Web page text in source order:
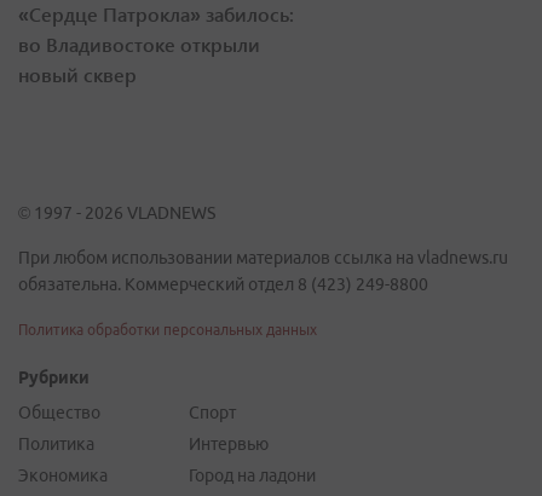
«Сердце Патрокла» забилось:
во Владивостоке открыли
новый сквер
© 1997 - 2026 VLADNEWS
При любом использовании материалов ссылка на vladnews.ru
обязательна. Коммерческий отдел 8 (423) 249-8800
Политика обработки персональных данных
Рубрики
Общество
Политика
Экономика
Спорт
Интервью
Город на ладони